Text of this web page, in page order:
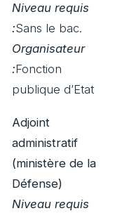
Niveau requis
:Sans le bac.
Organisateur
:Fonction
publique d’Etat
Adjoint
administratif
(ministère de la
Défense)
Niveau requis